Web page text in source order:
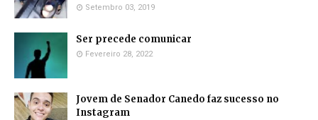
Setembro 03, 2019
Ser precede comunicar
Fevereiro 28, 2022
Jovem de Senador Canedo faz sucesso no
Instagram